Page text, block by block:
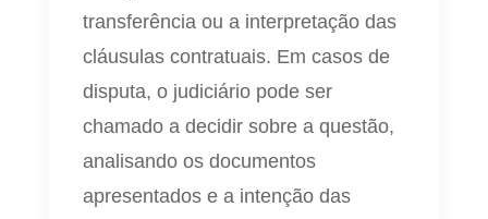
transferência ou a interpretação das
cláusulas contratuais. Em casos de
disputa, o judiciário pode ser
chamado a decidir sobre a questão,
analisando os documentos
apresentados e a intenção das